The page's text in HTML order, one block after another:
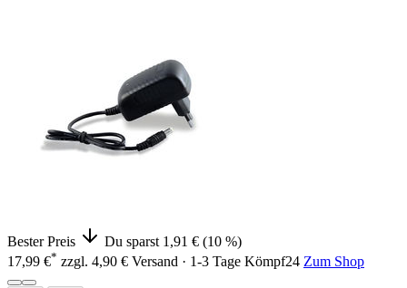
Bester Preis
Du sparst 1,91 € (10 %)
17,99 €* zzgl. 4,90 € Versand · 1-3 Tage Kömpf24 Zum Shop